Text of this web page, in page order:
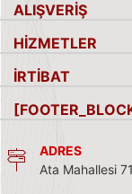
ALIŞVERİŞ
HİZMETLER
İRTİBAT
ADRES
Ata Mahallesi